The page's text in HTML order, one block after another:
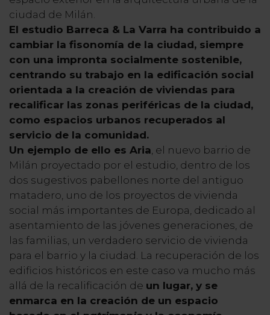
ciudad de Milán.
El estudio Barreca & La Varra ha contribuido a
cambiar la fisonomía de la ciudad, siempre
con una impronta socialmente sostenible,
centrando su trabajo en la edificación social
orientada a la creación de viviendas para
recalificar las zonas periféricas de la ciudad,
como espacios urbanos recuperados al
servicio de la comunidad.
Un ejemplo de ello es Aria, el nuevo barrio de
Milán proyectado por el estudio, dentro de los
dos sugestivos pabellones norte del antiguo
matadero, uno de los proyectos de vivienda
social más importantes de Europa, dedicado al
asentamiento de las jóvenes generaciones, de
las familias, un verdadero servicio de vivienda
para el barrio y la ciudad. La recuperación de los
edificios históricos en este caso va mucho más
allá de la recalificación de un lugar, y se
enmarca en la creación de un espacio